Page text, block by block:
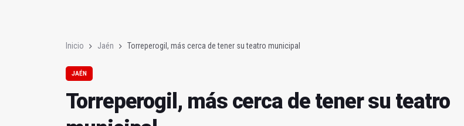
Inicio Jaén Torreperogil, más cerca de tener su teatro municipal
JAÉN
Torreperogil, más cerca de tener su teatro